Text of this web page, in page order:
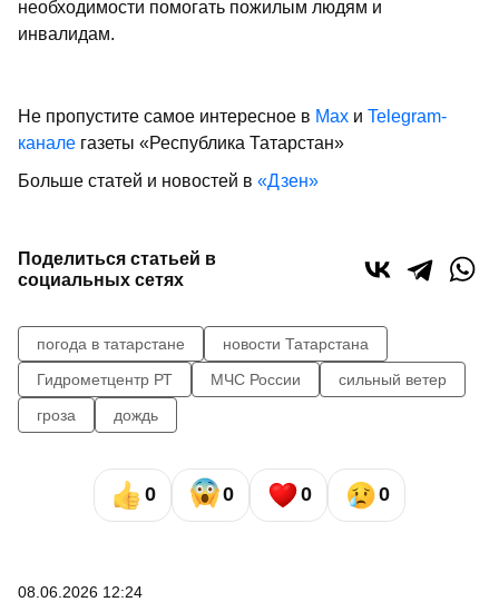
необходимости помогать пожилым людям и
инвалидам.
Не пропустите самое интересное в Max и Telegram-
канале газеты «Республика Татарстан»
Больше статей и новостей в «Дзен»
Поделиться статьей в
социальных сетях
погода в татарстане
новости Татарстана
Гидрометцентр РТ
МЧС России
сильный ветер
гроза
дождь
0 0 0 0
08.06.2026 12:24